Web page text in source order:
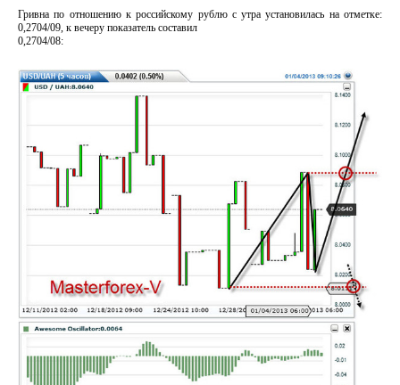
Гривна по отношению к российскому рублю с утра установилась на отметке:
0,2704/09, к вечеру показатель составил
0,2704/08: